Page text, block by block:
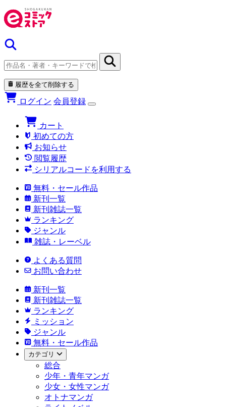
履歴を全て削除する
ログイン 会員登録
カート
初めての方
お知らせ
閲覧履歴
シリアルコードを利用する
無料・セール作品
新刊一覧
新刊雑誌一覧
ランキング
ジャンル
雑誌・レーベル
よくある質問
お問い合わせ
新刊一覧
新刊雑誌一覧
ランキング
ミッション
ジャンル
無料・セール作品
カテゴリ
総合
少年・青年マンガ
少女・女性マンガ
オトナマンガ